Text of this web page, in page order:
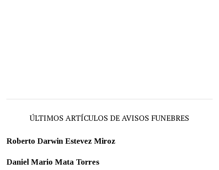
ÚLTIMOS ARTÍCULOS DE AVISOS FUNEBRES
Roberto Darwin Estevez Miroz
Daniel Mario Mata Torres